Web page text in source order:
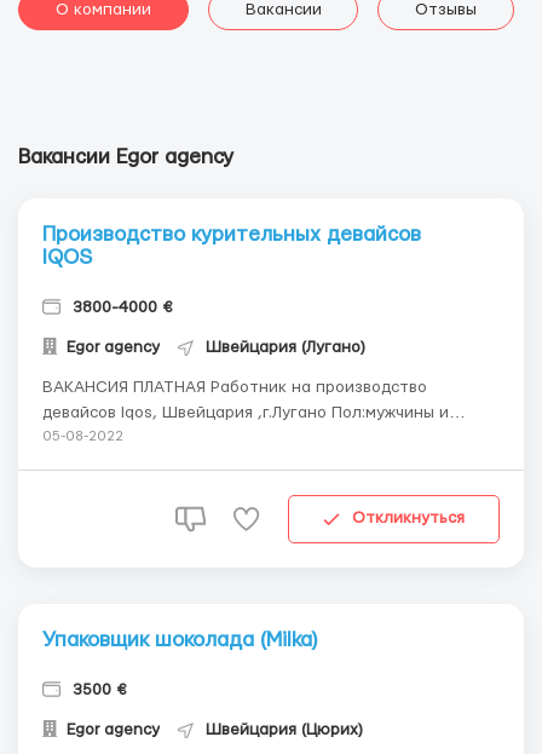
О компании Вакансии Отзывы
Вакансии Egor agency
Производство курительных девайсов
IQOS
3800-4000 €
Egor agency Швейцария (Лугано)
ВАКАНСИЯ ПЛАТНАЯ Работник на производство
девайсов Iqos, Швейцария ,г.Лугано Пол:мужчины и
женщины, семейные пары Возраст: 19 – 55 лет Опыт
условия: Рабочая одежда предоставлена з...
05-08-2022
Откликнуться
Упаковщик шоколада (Milka)
3500 €
Egor agency Швейцария (Цюрих)